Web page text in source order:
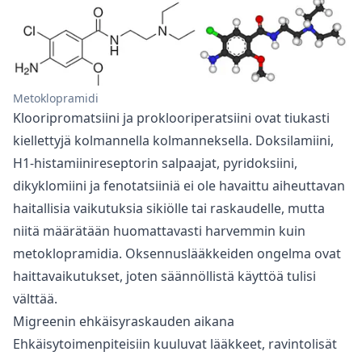
Metoklopramidi
Klooripromatsiini ja proklooriperatsiini ovat tiukasti
kiellettyjä kolmannella kolmanneksella. Doksilamiini,
H1-histamiinireseptorin salpaajat, pyridoksiini,
dikyklomiini ja fenotatsiiniä ei ole havaittu aiheuttavan
haitallisia vaikutuksia sikiölle tai raskaudelle, mutta
niitä määrätään huomattavasti harvemmin kuin
metoklopramidia. Oksennuslääkkeiden ongelma ovat
haittavaikutukset, joten säännöllistä käyttöä tulisi
välttää.
Migreenin ehkäisyraskauden aikana
Ehkäisytoimenpiteisiin kuuluvat lääkkeet, ravintolisät